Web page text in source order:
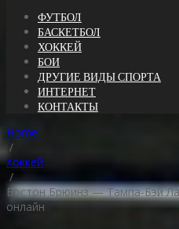
ФУТБОЛ
БАСКЕТБОЛ
ХОККЕЙ
БОИ
ДРУГИЕ ВИДЫ СПОРТА
ИНТЕРНЕТ
КОНТАКТЫ
Home
/
Хоккей
/
Бостон Брюинз — Тампа-Бэй
онлайн